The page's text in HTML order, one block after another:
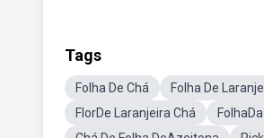
Tags
Folha De Chá Folha De
FlorDe Laranjeira Chá